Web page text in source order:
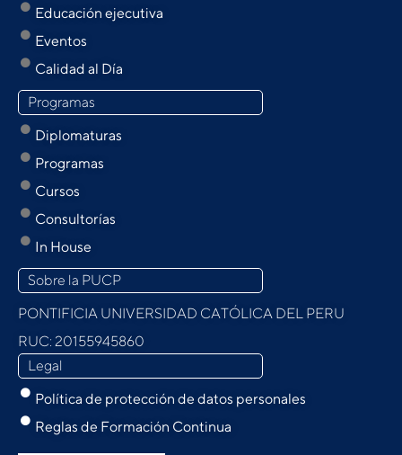
Educación ejecutiva
Eventos
Calidad al Día
Programas
Diplomaturas
Programas
Cursos
Consultorías
In House
Sobre la PUCP
PONTIFICIA UNIVERSIDAD CATÓLICA DEL PERU
RUC: 20155945860
Legal
Política de protección de datos personales
Reglas de Formación Continua